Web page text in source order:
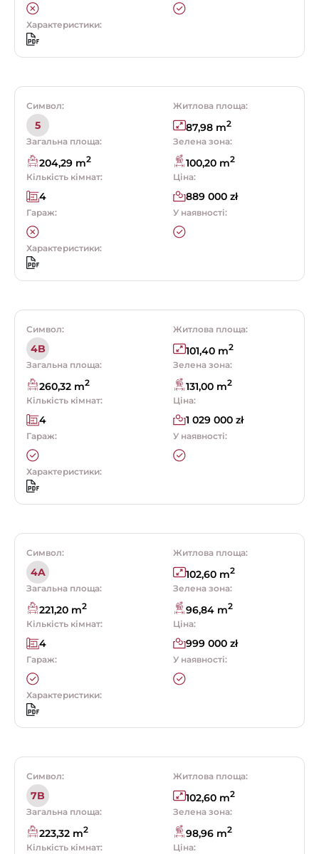
Характеристики:
Символ:
5
Житлова площа:
87,98 m2
Загальна площа:
204,29 m2
Зелена зона:
100,20 m2
Кількість кімнат:
4
Ціна:
889 000 zł
Гараж: У наявності:
Характеристики:
Символ:
4B
Житлова площа:
101,40 m2
Загальна площа:
260,32 m2
Зелена зона:
131,00 m2
Кількість кімнат:
4
Ціна:
1 029 000 zł
Гараж: У наявності:
Характеристики:
Символ:
4A
Житлова площа:
102,60 m2
Загальна площа:
221,20 m2
Зелена зона:
96,84 m2
Кількість кімнат:
4
Ціна:
999 000 zł
Гараж: У наявності:
Характеристики:
Символ:
7B
Житлова площа:
102,60 m2
Загальна площа:
223,32 m2
Зелена зона:
98,96 m2
Кількість кімнат: Ціна: